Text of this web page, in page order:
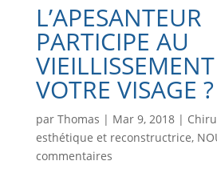
L’APESANTEUR
PARTICIPE AU
VOTRE VISAGE ?
par Thomas | Mar 9, 2018|
esthétique et reconstructrice,
commentaires